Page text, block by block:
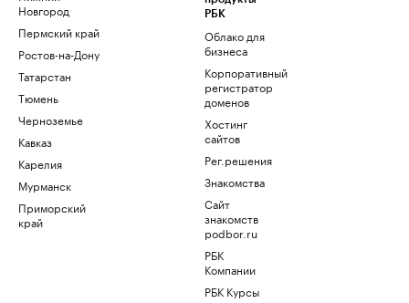
Новгород
Пермский край
Ростов-на-Дону
Татарстан
Тюмень
Черноземье
Кавказ
Карелия
Мурманск
Приморский
край
РБК
Облако для
бизнеса
Корпоративный
регистратор
доменов
Хостинг
сайтов
Рег.решения
Знакомства
Сайт
знакомств
podbor.ru
РБК
Компании
РБК Курсы